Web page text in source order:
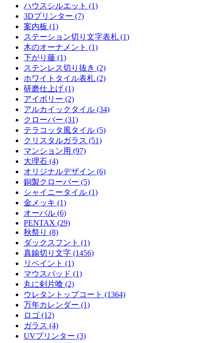
ハウスシルエット (1)
3Dプリンター (7)
案内板 (1)
ステーション切り文字表札 (1)
木のオーナメント (1)
下がり藤 (1)
ステンレス切り抜き (2)
ホワイトタイル表札 (2)
研磨仕上げ (1)
アイボリー (2)
アルカイックタイル (34)
クローバー (31)
テラコッタ風タイル (5)
クリスタルガラス (51)
マンション用 (97)
大理石 (4)
オリジナルデザイン (6)
銅製クローバー (5)
シャイニータイル (1)
金メッキ (1)
オーバル (6)
PENTAX (29)
秋祭り (8)
ダックスフント (1)
真鍮切り文字 (1456)
リペイント (1)
マウスパッド (1)
丸に剣片喰 (2)
ウレタントップコート (1364)
万年カレンダー (1)
ロゴ (12)
ガラス (4)
UVプリンター (3)